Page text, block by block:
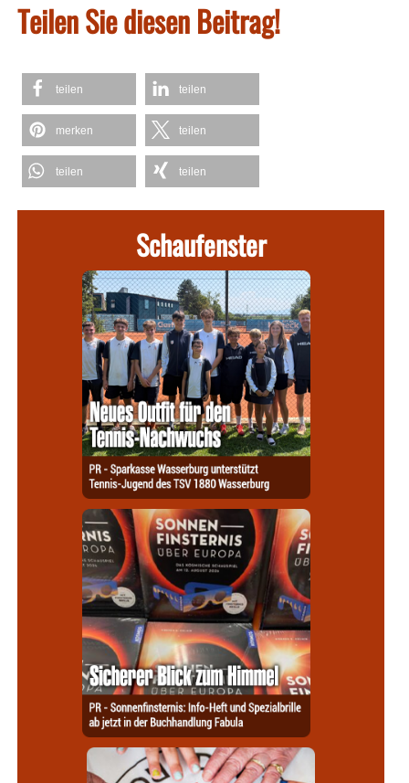
Teilen Sie diesen Beitrag!
teilen teilen
merken teilen
teilen teilen
Schaufenster